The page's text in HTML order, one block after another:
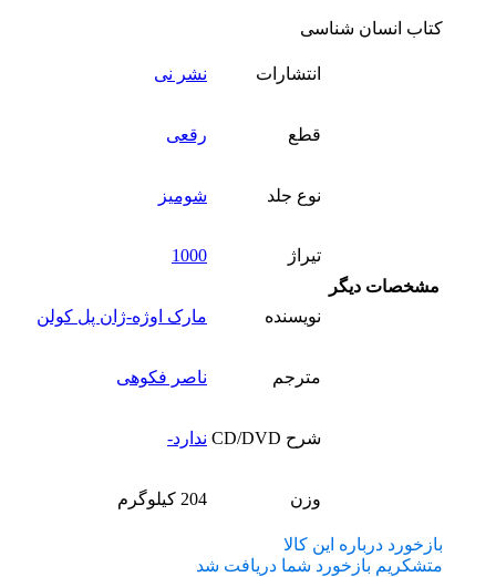
کتاب انسان شناسی
مشخصات دیگر
انتشارات نشر نی
قطع رقعی
نوع جلد شومیز
تیراژ 1000
نویسنده مارک اوژه-ژان پل کولن
مترجم ناصر فکوهی
شرح CD/DVD ندارد-
وزن 204 کیلوگرم
بازخورد درباره این کالا
متشکریم بازخورد شما دریافت شد